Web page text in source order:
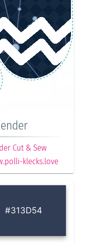
Cut & Sew
klecks.love
#313D54